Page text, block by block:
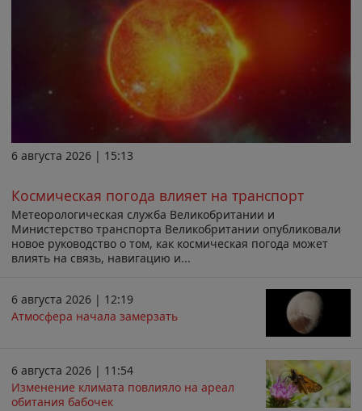
6 августа 2026 | 15:13
Космическая погода влияет на транспорт
Метеорологическая служба Великобритании и
Министерство транспорта Великобритании опубликовали
новое руководство о том, как космическая погода может
влиять на связь, навигацию и...
6 августа 2026 | 12:19
Атмосфера начала замерзать
6 августа 2026 | 11:54
Изменение климата повлияло на ареал
обитания бабочек